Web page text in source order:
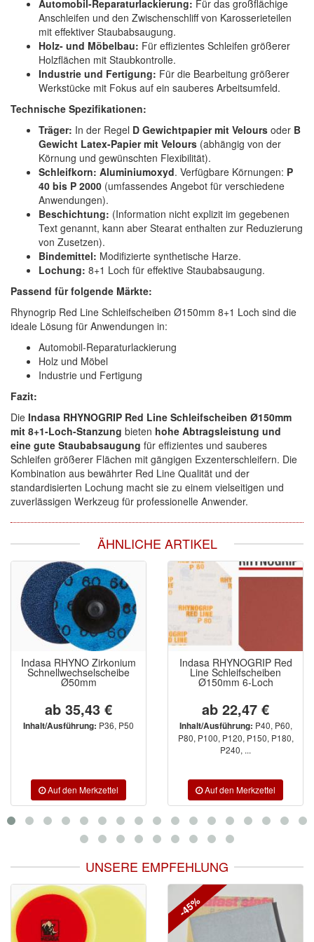
Automobil-Reparaturlackierung: Für das großflächige
Anschleifen und den Zwischenschliff von Karosserieteilen
mit effektiver Staubabsaugung.
Holz- und Möbelbau: Für effizientes Schleifen größerer
Holzflächen mit Staubkontrolle.
Industrie und Fertigung: Für die Bearbeitung größerer
Werkstücke mit Fokus auf ein sauberes Arbeitsumfeld.
Technische Spezifikationen:
Träger: In der Regel D Gewichtpapier mit Velours oder B
Gewicht Latex-Papier mit Velours (abhängig von der
Körnung und gewünschten Flexibilität).
Schleifkorn: Aluminiumoxyd. Verfügbare Körnungen: P
40 bis P 2000 (umfassendes Angebot für verschiedene
Anwendungen).
Beschichtung: (Information nicht explizit im gegebenen
Text genannt, kann aber Stearat enthalten zur Reduzierung
von Zusetzen).
Bindemittel: Modifizierte synthetische Harze.
Lochung: 8+1 Loch für effektive Staubabsaugung.
Passend für folgende Märkte:
Rhynogrip Red Line Schleifscheiben Ø150mm 8+1 Loch sind die
ideale Lösung für Anwendungen in:
Automobil-Reparaturlackierung
Holz und Möbel
Industrie und Fertigung
Fazit:
Die Indasa RHYNOGRIP Red Line Schleifscheiben Ø150mm
mit 8+1-Loch-Stanzung bieten hohe Abtragsleistung und
eine gute Staubabsaugung für effizientes und sauberes
Schleifen größerer Flächen mit gängigen Exzenterschleifern. Die
Kombination aus bewährter Red Line Qualität und der
standardisierten Lochung macht sie zu einem vielseitigen und
zuverlässigen Werkzeug für professionelle Anwender.
ÄHNLICHE ARTIKEL
Indasa RHYNO Zirkonium
Schnellwechselscheibe
Ø50mm
ab 35,43 €
Inhalt/Ausführung: P36, P50
Indasa RHYNOGRIP Red
Line Schleifscheiben
Ø150mm 6-Loch
ab 22,47 €
Inhalt/Ausführung: P40, P60,
P80, P100, P120, P150, P180,
P240, ...
UNSERE EMPFEHLUNG
-45% -10%